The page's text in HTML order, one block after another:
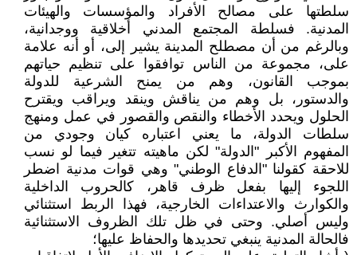
سلطتها على مصالح الأفراد والمؤسسات والهيئات
المدنية. فسلطة المجتمع المدني أخلاقية ووجدانية،
وبالرغم من أن مصطلح المدينة يشير إلى، أو أنه علامة
على، مجموعة من الناس توافقوا على تنظيم حياتهم
بموجب القانون، وهم من يمنح الشرعية للدولة
والدستور، بل وهم من يناقش وينقد ويراقب ويقترح
الحلول ويحدد الأخطاء والنقص والقصور في عمل ومنهج
سلطات الدولة، ما يعني اعتباره كيان وجودي من
المفهوم الأكبر "الدولة" لكن ماهيته تتغير فيما لو نسب
للاحقة كقولنا "الدفاع الوطني" وهي قوات مدنية اضطر
اللجوء إليها بفعل ظرف قاهر، كالحروب الداخلية
والكوارث والاعتداءات الخارجية، فهذا الربط استثنائي
وليس أصلي. وحتى في ظل تلك الظروف الاستثنائية
فالحالة المدنية ينبغي تحديدها والحفاظ عليها؛